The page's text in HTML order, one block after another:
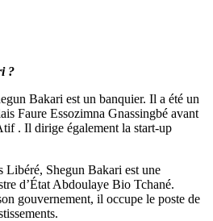
?
Bakari est un banquier. Il a été un
Faure Essozimna Gnassingbé avant
. Il dirige également la start-up
Shegun Bakari est une
d’État Abdoulaye Bio Tchané.
gouvernement, il occupe le poste de